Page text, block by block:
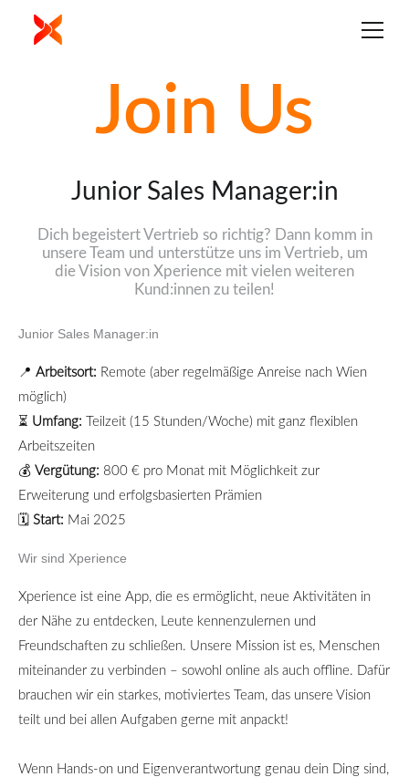
Join Us
Junior Sales Manager:in
Dich begeistert Vertrieb so richtig? Dann komm in
unsere Team und unterstütze uns im Vertrieb, um
die Vision von Xperience mit vielen weiteren
Kund:innen zu teilen!
Junior Sales Manager:in
📍 Arbeitsort: Remote (aber regelmäßige Anreise nach Wien
möglich)
⏳ Umfang:
Teilzeit (15 Stunden/Woche) mit ganz flexiblen
Arbeitszeiten
💰 Vergütung: 800 € pro Monat mit Möglichkeit zur
Erweiterung und erfolgsbasierten Prämien
🗓 Start: Mai 2025
Wir sind Xperience
Xperience ist eine App, die es ermöglicht, neue Aktivitäten in
der Nähe zu entdecken, Leute kennenzulernen und
Freundschaften zu schließen. Unsere Mission ist es, Menschen
miteinander zu verbinden – sowohl online als auch offline. Dafür
brauchen wir ein starkes, motiviertes Team, das unsere Vision
teilt und bei allen Aufgaben gerne mit anpackt!
Wenn Hands-on und Eigenverantwortung genau dein Ding sind,